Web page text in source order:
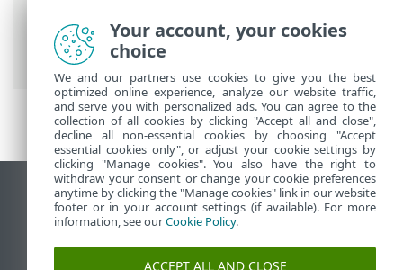
고급 설정
>서버>수동 사서함 DB 검사>
사서함 DB 검사
데스크톱 사이트 보기
End of Life
ESET 지식 베이스
Your account, your cookies
choice
We and our partners use cookies to give you the best
optimized online experience, analyze our website traffic,
and serve you with personalized ads. You can agree to the
collection of all cookies by clicking "Accept all and close",
decline all non-essential cookies by choosing "Accept
essential cookies only", or adjust your cookie settings by
clicking "Manage cookies". You also have the right to
withdraw your consent or change your cookie preferences
anytime by clicking the "Manage cookies" link in our website
footer or in your account settings (if available). For more
information, see ourCookie Policy.
ACCEPT ALL AND CLOSE